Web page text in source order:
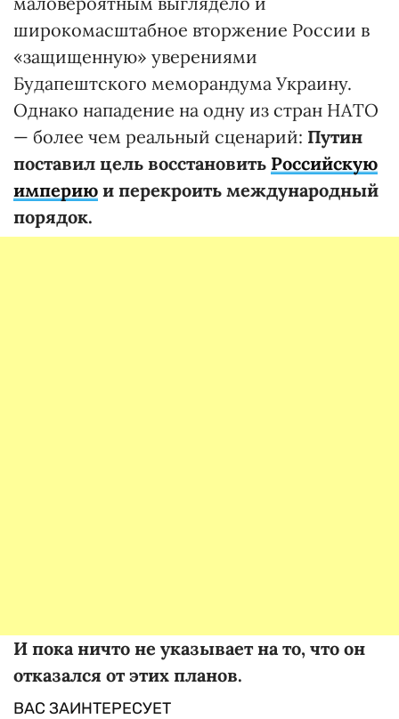
широкомасштабное вторжение России в
«защищенную» уверениями
Будапештского меморандума Украину.
Однако нападение на одну из стран НАТО
— более чем реальный сценарий: Путин
поставил цель восстановить Российскую
империю и перекроить международный
порядок.
И пока ничто не указывает на то, что он
отказался от этих планов.
ВАС ЗАИНТЕРЕСУЕТ